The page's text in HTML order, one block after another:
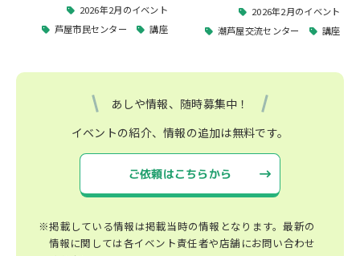
2026年2月のイベント
芦屋市民センター
講座
2026年2月のイベント
潮芦屋交流センター
講座
あしや情報、随時募集中！
イベントの紹介、情報の追加は無料です。
ご依頼はこちらから
※掲載している情報は掲載当時の情報となります。最新の
情報に関しては各イベント責任者や店舗にお問い合わせ